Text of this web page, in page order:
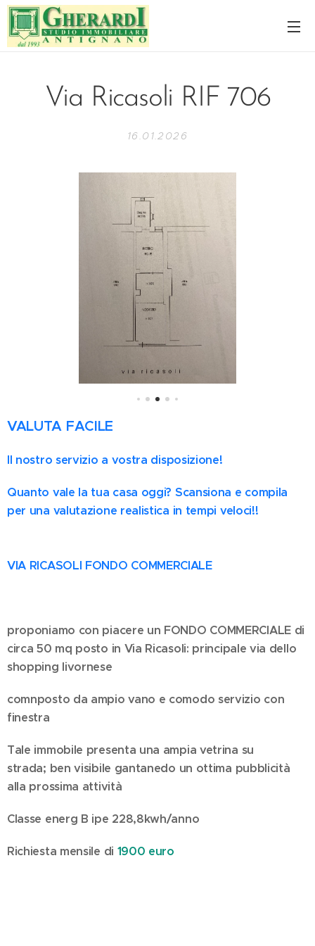
Via Ricasoli RIF 706
16.01.2026
VALUTA FACILE
Il nostro servizio a vostra disposizione!
Quanto vale la tua casa oggi? Scansiona e compila
per una valutazione realistica in tempi veloci!!
VIA RICASOLI FONDO COMMERCIALE
proponiamo con piacere un FONDO COMMERCIALE di
circa 50 mq posto in Via Ricasoli: principale via dello
shopping livornese
comnposto da ampio vano e comodo servizio con
finestra
Tale immobile presenta una ampia vetrina su
strada; ben visibile gantanedo un ottima pubblicità
alla prossima attività
Classe energ B ipe 228,8kwh/anno
Richiesta mensile di 1900 euro